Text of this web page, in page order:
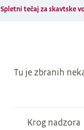
Spletni tečaj za skavtske
Tu je zbranih
Krog nadzora